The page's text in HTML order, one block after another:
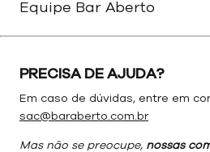
Equipe Bar Aberto
PRECISA DE AJUDA?
Em caso de dúvidas, entre em
sac@baraberto.com.br
Mas não se preocupe, nossas